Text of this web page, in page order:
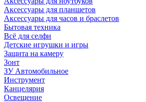
Аксессуары для планшетов
Аксессуары для часов и браслетов
Бытовая техника
Всё для селфи
Детские игрушки и игры
Защита на камеру
Зонт
ЗУ Автомобильное
Инструмент
Канцелярия
Освещение